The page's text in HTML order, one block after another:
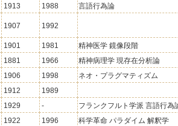
1913 1988 言語行為論
1907 1992
1901 1981
精神医学 鏡像段階
1881 1966
精神病理学 現存在分析論
1906 1998
ネオ・プラグマティズム
1912
1989
1929 -
フランクフルト学派 言語行為
1922 1996 科学革命 パラダイム 解釈学